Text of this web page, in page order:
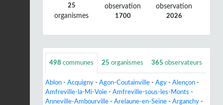
25
organismes
observation
1700
observation
2026
498 communes 25 organismes 365 observateurs
Ablon - Acquigny - Agon-Coutainville - Agy - Alençon -
Amfreville-la-Mi-Voie - Amfreville-sous-les-Monts -
Anneville-Ambourville - Arelaune-en-Seine - Arganchy -